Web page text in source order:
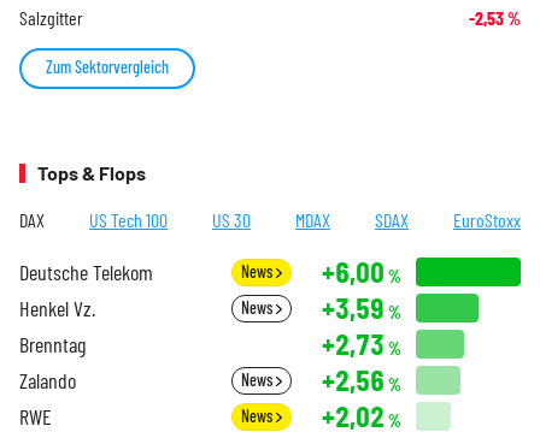
Salzgitter -2,53%
Zum Sektorvergleich
Tops & Flops
DAX US Tech 100 US 30 MDAX SDAX EuroStoxx
Deutsche Telekom News +6,00 %
Henkel Vz. News +3,59 %
Brenntag +2,73 %
Zalando News +2,56 %
RWE News +2,02 %